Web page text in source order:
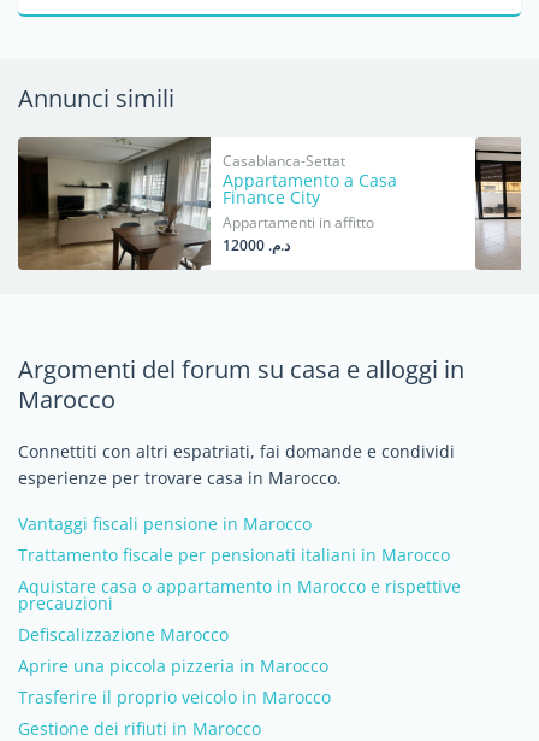
Annunci simili
Casablanca-Settat
Appartamento a Casa
Finance City
Appartamenti in affitto
د.م. 12000
Argomenti del forum su casa e alloggi in
Marocco
Connettiti con altri espatriati, fai domande e condividi
esperienze per trovare casa in Marocco.
Vantaggi fiscali pensione in Marocco
Trattamento fiscale per pensionati italiani in Marocco
Aquistare casa o appartamento in Marocco e rispettive
precauzioni
Defiscalizzazione Marocco
Aprire una piccola pizzeria in Marocco
Trasferire il proprio veicolo in Marocco
Gestione dei rifiuti in Marocco